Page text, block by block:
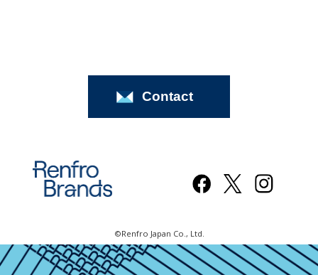
Contact
©Renfro Japan Co., Ltd.